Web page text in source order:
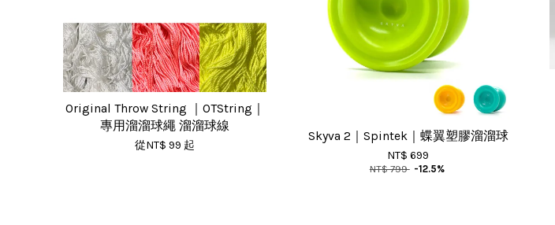
Original Throw String ｜OTString｜
專用溜溜球繩 溜溜球線
從NT$ 99 起
Skyva 2｜Spintek｜蝶翼塑膠溜溜球
NT$ 699
NT$ 799 -12.5%